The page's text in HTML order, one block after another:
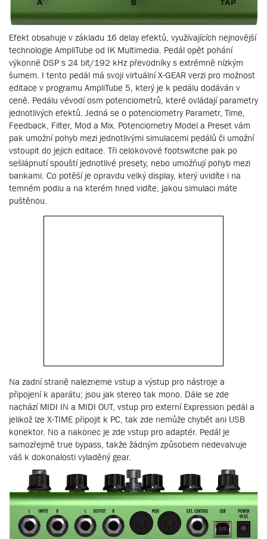
Efekt obsahuje v základu 16 delay efektů, využívajících nejnovější
technologie AmpliTube od IK Multimedia. Pedál opět pohání
výkonné DSP s 24 bit/192 kHz převodníky s extrémně nízkým
šumem. I tento pedál má svoji virtuální X-GEAR verzi pro možnost
editace v programu AmpliTube 5, který je k pedálu dodáván v
ceně. Pedálu vévodí osm potenciometrů, které ovládají parametry
jednotlivých efektů. Jedná se o potenciometry Parametr, Time,
Feedback, Filter, Mod a Mix. Potenciometry Model a Preset vám
pak umožní pohyb mezi jednotlivými simulacemi pedálů či umožní
vstoupit do jejich editace. Tři celokovové footswitche pak po
sešlápnutí spouští jednotlivé presety, nebo umožňují pohyb mezi
bankami. Co potěší je opravdu velký display, který uvidíte i na
temném podiu a na kterém hned vidíte, jakou simulaci máte
puštěnou.
Na zadní straně nalezneme vstup a výstup pro nástroje a
připojení k aparátu; jsou jak stereo tak mono. Dále se zde
nachází MIDI IN a MIDI OUT, vstup pro externí Expression pedál a
jelikož lze X-TIME připojit k PC, tak zde nemůže chybět ani USB
konektor. No a nakonec je zde vstup pro adaptér. Pedál je
samozřejmě true bypass, takže žádným způsobem nedevalvuje
váš k dokonalosti vyladěný gear.